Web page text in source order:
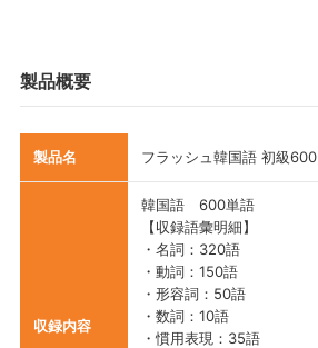
製品概要
製品名 フラッシュ韓国語 初級600
収録内容
韓国語 600単語
【収録語彙明細】
・名詞：320語
・動詞：150語
・形容詞：50語
・数詞：10語
・慣用表現：35語